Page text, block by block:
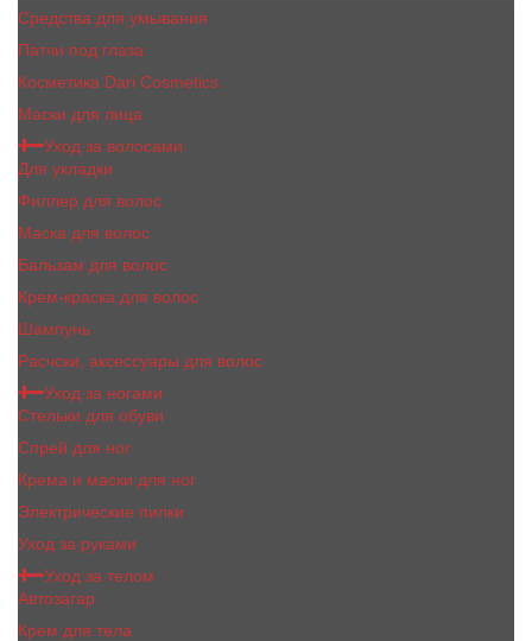
Средства для умывания
Патчи под глаза
Косметика Dari Cosmetics
Маски для лица
Уход за волосами
Для укладки
Филлер для волос
Маска для волос
Бальзам для волос
Крем-краска для волос
Шампунь
Расчски, аксессуары для волос
Уход за ногами
Стельки для обуви
Спрей для ног
Крема и маски для ног
Электрические пилки
Уход за руками
Уход за телом
Автозагар
Крем для тела